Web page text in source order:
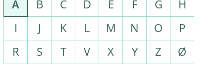
A B C D E F G
H
I
J K L M N O
P
R
S T V X Y Z Ø